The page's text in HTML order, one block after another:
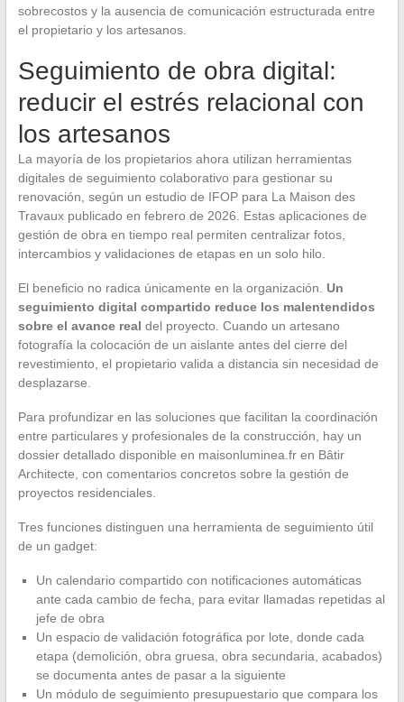
sobrecostos y la ausencia de comunicación estructurada entre
el propietario y los artesanos.
Seguimiento de obra digital:
reducir el estrés relacional con
los artesanos
La mayoría de los propietarios ahora utilizan herramientas
digitales de seguimiento colaborativo para gestionar su
renovación, según un estudio de IFOP para La Maison des
Travaux publicado en febrero de 2026. Estas aplicaciones de
gestión de obra en tiempo real permiten centralizar fotos,
intercambios y validaciones de etapas en un solo hilo.
El beneficio no radica únicamente en la organización. Un
seguimiento digital compartido reduce los malentendidos
sobre el avance real del proyecto. Cuando un artesano
fotografía la colocación de un aislante antes del cierre del
revestimiento, el propietario valida a distancia sin necesidad de
desplazarse.
Para profundizar en las soluciones que facilitan la coordinación
entre particulares y profesionales de la construcción, hay un
dossier detallado disponible en maisonluminea.fr en Bâtir
Architecte, con comentarios concretos sobre la gestión de
proyectos residenciales.
Tres funciones distinguen una herramienta de seguimiento útil
de un gadget:
Un calendario compartido con notificaciones automáticas
ante cada cambio de fecha, para evitar llamadas repetidas al
jefe de obra
Un espacio de validación fotográfica por lote, donde cada
etapa (demolición, obra gruesa, obra secundaria, acabados)
se documenta antes de pasar a la siguiente
Un módulo de seguimiento presupuestario que compara los